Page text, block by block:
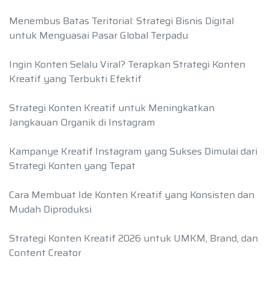
Menembus Batas Teritorial: Strategi Bisnis Digital
untuk Menguasai Pasar Global Terpadu
Ingin Konten Selalu Viral? Terapkan Strategi Konten
Kreatif yang Terbukti Efektif
Strategi Konten Kreatif untuk Meningkatkan
Jangkauan Organik di Instagram
Kampanye Kreatif Instagram yang Sukses Dimulai dari
Strategi Konten yang Tepat
Cara Membuat Ide Konten Kreatif yang Konsisten dan
Mudah Diproduksi
Strategi Konten Kreatif 2026 untuk UMKM, Brand, dan
Content Creator